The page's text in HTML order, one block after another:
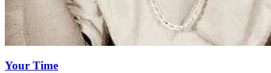
Your Time